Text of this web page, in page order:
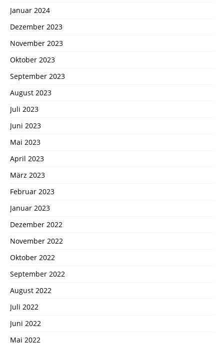
Januar 2024
Dezember 2023
November 2023
Oktober 2023
September 2023
August 2023
Juli 2023
Juni 2023
Mai 2023
April 2023
März 2023
Februar 2023
Januar 2023
Dezember 2022
November 2022
Oktober 2022
September 2022
August 2022
Juli 2022
Juni 2022
Mai 2022